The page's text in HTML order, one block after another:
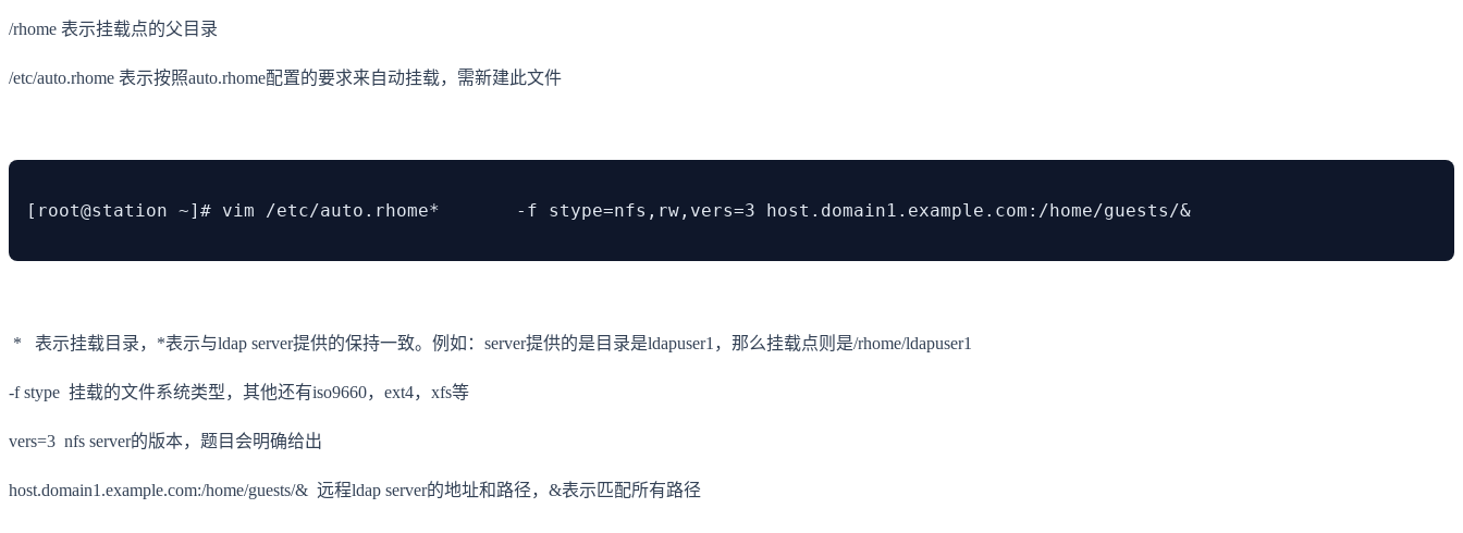
/rhome 表示挂载点的父目录
/etc/auto.rhome 表示按照auto.rhome配置的要求来自动挂载，需新建此文件
[root@station ~]# vim /etc/auto.rhome*       -f stype=nfs,rw,vers=3 host.domain1.example.com:/home/guests/&
* 表示挂载目录，*表示与ldap server提供的保持一致。例如：server提供的是目录是ldapuser1，那么挂载点则是/rhome/ldapuser1
-f stype 挂载的文件系统类型，其他还有iso9660，ext4，xfs等
vers=3 nfs server的版本，题目会明确给出
host.domain1.example.com:/home/guests/& 远程ldap server的地址和路径，&表示匹配所有路径